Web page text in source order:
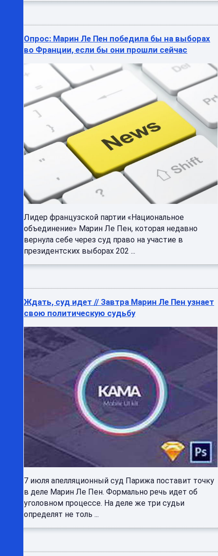
Опрос: Марин Ле Пен победила бы на выборах
во Франции, если бы они прошли сейчас
Лидер французской партии «Национальное
объединение» Марин Ле Пен, которая недавно
вернула себе через суд право на участие в
президентских выборах 202 ...
Ждать, суд идет // Завтра Марин Ле Пен узнает
свою политическую судьбу
7 июля апелляционный суд Парижа поставит точку
в деле Марин Ле Пен. Формально речь идет об
уголовном процессе. На деле же три судьи
определят не толь ...